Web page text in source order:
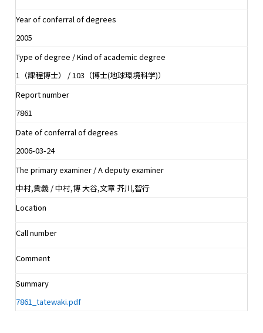
Year of conferral of degrees
2005
Type of degree / Kind of academic degree
1（課程博士） / 103（博士(地球環境科学)）
Report number
7861
Date of conferral of degrees
2006-03-24
The primary examiner / A deputy examiner
中村,貴義 / 中村,博 大谷,文章 芥川,智行
Location
Call number
Comment
Summary
7861_tatewaki.pdf